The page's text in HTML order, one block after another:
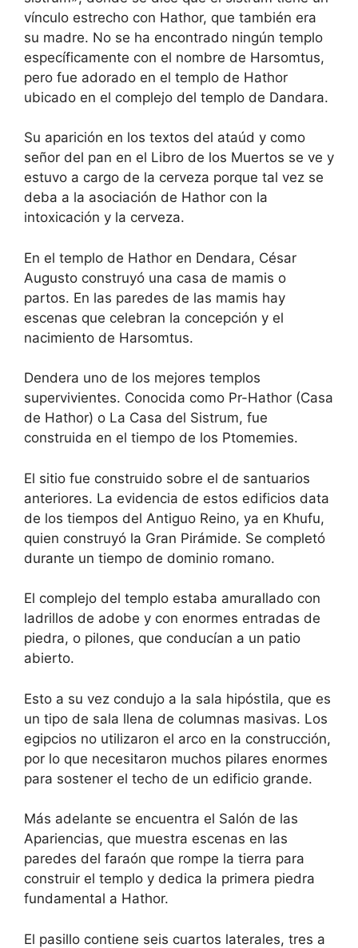
vínculo estrecho con Hathor, que también era
su madre. No se ha encontrado ningún templo
específicamente con el nombre de Harsomtus,
pero fue adorado en el templo de Hathor
ubicado en el complejo del templo de Dandara.
Su aparición en los textos del ataúd y como
señor del pan en el Libro de los Muertos se ve y
estuvo a cargo de la cerveza porque tal vez se
deba a la asociación de Hathor con la
intoxicación y la cerveza.
En el templo de Hathor en Dendara, César
Augusto construyó una casa de mamis o
partos. En las paredes de las mamis hay
escenas que celebran la concepción y el
nacimiento de Harsomtus.
Dendera uno de los mejores templos
supervivientes. Conocida como Pr-Hathor (Casa
de Hathor) o La Casa del Sistrum, fue
construida en el tiempo de los Ptomemies.
El sitio fue construido sobre el de santuarios
anteriores. La evidencia de estos edificios data
de los tiempos del Antiguo Reino, ya en Khufu,
quien construyó la Gran Pirámide. Se completó
durante un tiempo de dominio romano.
El complejo del templo estaba amurallado con
ladrillos de adobe y con enormes entradas de
piedra, o pilones, que conducían a un patio
abierto.
Esto a su vez condujo a la sala hipóstila, que es
un tipo de sala llena de columnas masivas. Los
egipcios no utilizaron el arco en la construcción,
por lo que necesitaron muchos pilares enormes
para sostener el techo de un edificio grande.
Más adelante se encuentra el Salón de las
Apariencias, que muestra escenas en las
paredes del faraón que rompe la tierra para
construir el templo y dedica la primera piedra
fundamental a Hathor.
El pasillo contiene seis cuartos laterales, tres a